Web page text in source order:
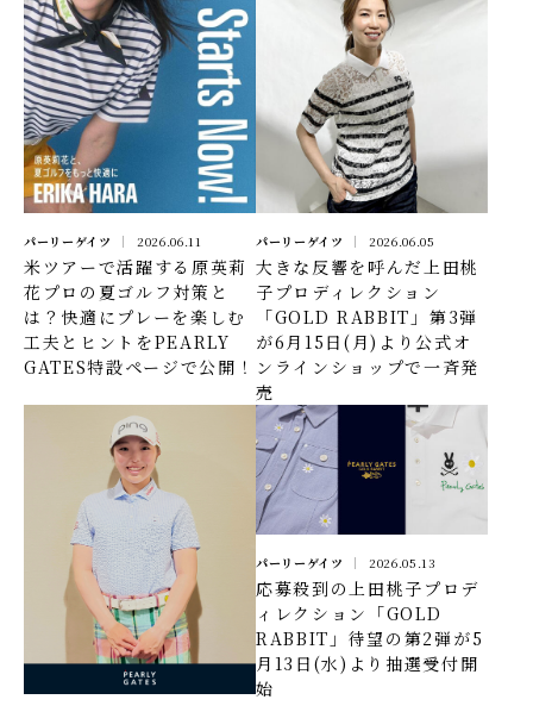
パーリーゲイツ 2026.06.11
米ツアーで活躍する原英莉
花プロの夏ゴルフ対策と
は？快適にプレーを楽しむ
工夫とヒントをPEARLY
GATES特設ページで公開！
パーリーゲイツ 2026.06.05
大きな反響を呼んだ上田桃
子プロディレクション
「GOLD RABBIT」第3弾
が6月15日(月)より公式オ
ンラインショップで一斉発
売
パーリーゲイツ 2026.05.13
応募殺到の上田桃子プロデ
ィレクション「GOLD
RABBIT」待望の第2弾が5
月13日(水)より抽選受付開
始